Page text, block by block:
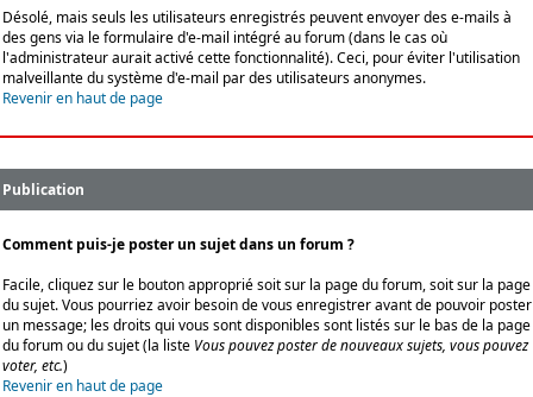
Désolé, mais seuls les utilisateurs enregistrés peuvent envoyer des e-mails à
des gens via le formulaire d'e-mail intégré au forum (dans le cas où
l'administrateur aurait activé cette fonctionnalité). Ceci, pour éviter l'utilisation
malveillante du système d'e-mail par des utilisateurs anonymes.
Revenir en haut de page
Publication
Comment puis-je poster un sujet dans un forum ?
Facile, cliquez sur le bouton approprié soit sur la page du forum, soit sur la page
du sujet. Vous pourriez avoir besoin de vous enregistrer avant de pouvoir poster
un message; les droits qui vous sont disponibles sont listés sur le bas de la page
du forum ou du sujet (la liste Vous pouvez poster de nouveaux sujets, vous pouvez
voter, etc.)
Revenir en haut de page